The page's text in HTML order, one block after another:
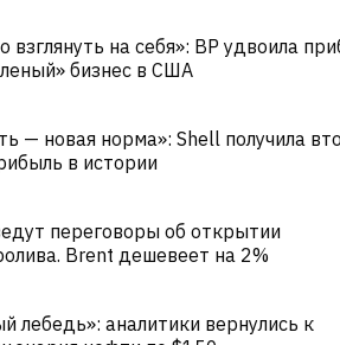
взглянуть на себя»: BP удвоила
бизнес в США
— новая норма»: Shell получила
в истории
переговоры об открытии
Brent дешевеет на 2%
лебедь»: аналитики вернулись к